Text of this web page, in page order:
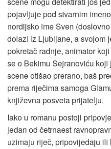
pojavljuje pod stvarnim
nordijsko ime Sven
dolazi iz Ljubljane, a svojom
pokretač radnje, animator
se o Bekimu Sejranoviću
scene otišao prerano, baš
prema riječima samoga
književna posveta prijatelju.
Iako u romanu postoji
jedan od četrnaest
uzimaju riječ, pripovijedaju ili